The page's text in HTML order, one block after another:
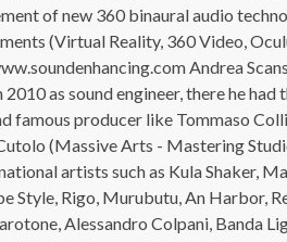
of new 360 binaural audio
(Virtual Reality, 360 Video,
Andrea
2010 as sound engineer, there he
famous producer like Tommaso
(Massive Arts - Mastering
artists such as Kula Shaker,
Style, Rigo, Murubutu, An Harbor,
Alessandro Colpani, Banda